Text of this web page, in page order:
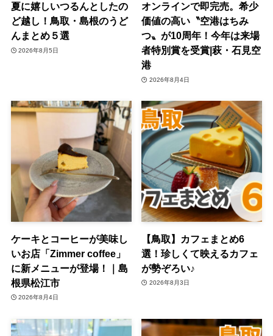
夏に嬉しいつるんとしたの
ど越し！鳥取・島根のうど
んまとめ５選
2026年8月5日
オンラインで即完売。希少
価値の高い〝空港はちみ
つ〟が10周年！今年は来場
者特別賞を受賞|萩・石見空
港
2026年8月4日
ケーキとコーヒーが美味し
いお店「Zimmer coffee」
に新メニューが登場！｜島
根県松江市
2026年8月4日
【鳥取】カフェまとめ6
選！珍しくて映えるカフェ
が勢ぞろい♪
2026年8月3日